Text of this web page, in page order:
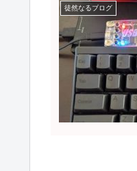
徒然なるブログ